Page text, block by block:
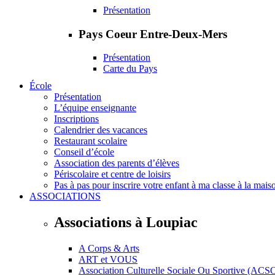
Présentation
Pays Coeur Entre-Deux-Mers
Présentation
Carte du Pays
École
Présentation
L’équipe enseignante
Inscriptions
Calendrier des vacances
Restaurant scolaire
Conseil d’école
Association des parents d’élèves
Périscolaire et centre de loisirs
Pas à pas pour inscrire votre enfant à ma classe à la
ASSOCIATIONS
Associations à Loupiac
A Corps & Arts
ART et VOUS
Association Culturelle Sociale Ou Sportive